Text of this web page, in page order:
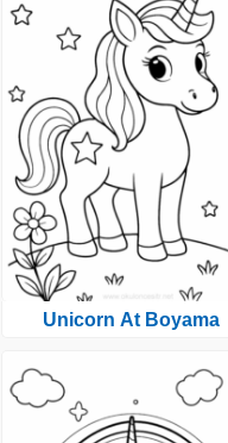
Unicorn At Boyama